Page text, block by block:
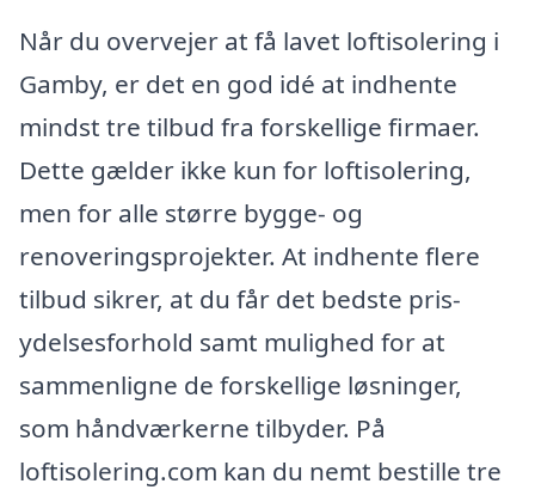
Når du overvejer at få lavet loftisolering i
Gamby, er det en god idé at indhente
mindst tre tilbud fra forskellige firmaer.
Dette gælder ikke kun for loftisolering,
men for alle større bygge- og
renoveringsprojekter. At indhente flere
tilbud sikrer, at du får det bedste pris-
ydelsesforhold samt mulighed for at
sammenligne de forskellige løsninger,
som håndværkerne tilbyder. På
loftisolering.com kan du nemt bestille tre